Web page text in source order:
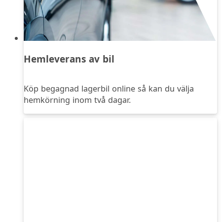
Hemleverans av bil
Köp begagnad lagerbil online så kan du välja
hemkörning inom två dagar.